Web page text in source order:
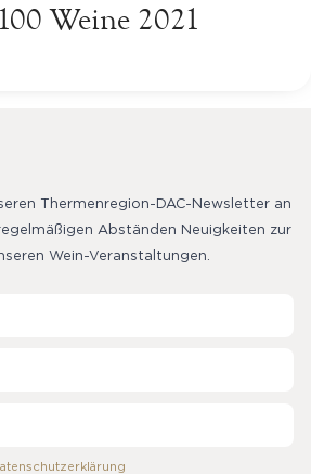
Weine 2021
Thermenregion-DAC-Newsletter an
Abständen Neuigkeiten zur
Wein-Veranstaltungen.